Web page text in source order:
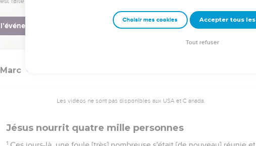
Jésus leur recommanda de n'en parler à personne, mais plus il le
37 Remplis d'étonnement, ils disaient : « Il fait tout à merveille ; il fait
Marc
Les vidéos ne sont pas disponibles aux USA et C anada.
Jésus nourrit quatre mille personnes
1
Choisir mes cookies Accepter tous
Tout refuser